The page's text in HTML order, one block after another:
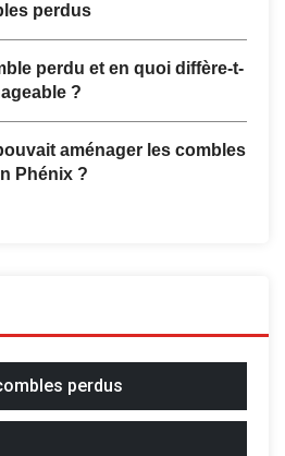
perdus
perdu et en quoi diffère-t-
?
aménager les combles
Phénix ?
perdus